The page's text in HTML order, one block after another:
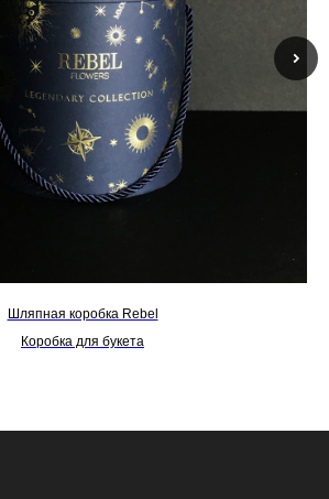
Шляпная коробка Rebel
Коробка для букета